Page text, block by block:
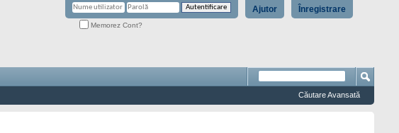
Înregistrare
Ajutor
Memorez Cont?
Căutare Avansată